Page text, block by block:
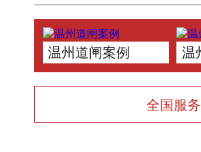
温州道闸案例 温
全国服